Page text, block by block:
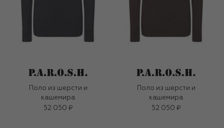
Поло из шерсти и
кашемира
52 050 ₽
Поло из шерсти и
кашемира
52 050 ₽